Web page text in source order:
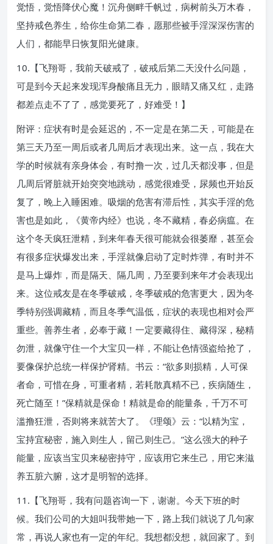
觉悟，觉悟降伏心魔！沉舟侧畔千帆过，病树前头万木春，
坚持戒色养生，给你生命第二春，愿那些被手淫深深伤害的
人们，都能早日恢复阳光健康。
10.【飞翔哥，我前天破戒了，破戒后第二天没什么问题，
可是到今天起来发现浑身酸痛且无力，眼睛又痛又红，走路
都差点走不了了，感觉要死了，好难受！】
附评：症状有时是会延迟的，不一定是在第二天，可能是在
第三天乃至一周后或者几周后才表现出来。这一点，我在大
学的时候就有亲身体会，有时撸一次，过几天都没事，但是
几周后肾脏就开始突突地跳动，感觉很难受，尿频也开始反
复了，晚上入睡困难。吸烟的危害有滞后性，其实手淫的危
害也是如此，《黄帝内经》也说，冬不藏精，春必病瘟。在
这个冬天疯狂泄精，到来年春天很可能就会很萎靡，甚至会
有很多症状爆发出来，手淫就像启动了定时炸弹，有时并不
是马上爆炸，而是隔天、隔几周，乃至要到来年才会表现出
来。这位戒友是在冬季破戒，冬季破戒的危害更大，因为冬
季特别强调藏精，而且冬季气温低，症状的表现也相对会严
重些。善养生者，必奉于藏！一定要藏得住、藏得深，秘精
勿泄，就像守住一个大宝贝一样，不能让色情强盗给抢了，
要像保护总统一样保护肾精。书云：“欲多则损精，人可保
者命，可惜在身，可重者精，若耗散真精不已，疾病随生，
死亡随至！”保精就是保命！精就是命的能量条，千万不可
滥撸狂泄，否则将来就苦大了。《理颂》云：“以精为宝，
宝持宜秘密，施入则生人，留己则生己。”这么强大的种子
能量，应该当宝贝来秘密持守，应该用它来生己，用它来滋
养五脏六腑，这才是明智的选择。
11.【飞翔哥，我有问题咨询一下，谢谢。今天下班的时
候。我们公司的大姐叫我带她一下，路上我们就说了几句家
常，再说人家也有一定的年纪。我想都没想，就回家了。到